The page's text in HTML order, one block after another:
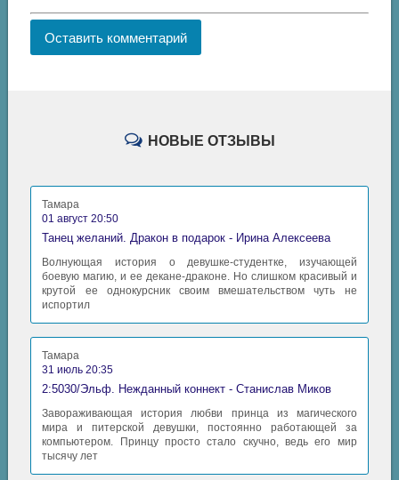
Оставить комментарий
НОВЫЕ ОТЗЫВЫ
Тамара
01 август 20:50
Танец желаний. Дракон в подарок - Ирина Алексеева
Волнующая история о девушке-студентке, изучающей
боевую магию, и ее декане-драконе. Но слишком красивый и
крутой ее однокурсник своим вмешательством чуть не
испортил
Тамара
31 июль 20:35
2:5030/Эльф. Нежданный коннект - Станислав Миков
Завораживающая история любви принца из магического
мира и питерской девушки, постоянно работающей за
компьютером. Принцу просто стало скучно, ведь его мир
тысячу лет